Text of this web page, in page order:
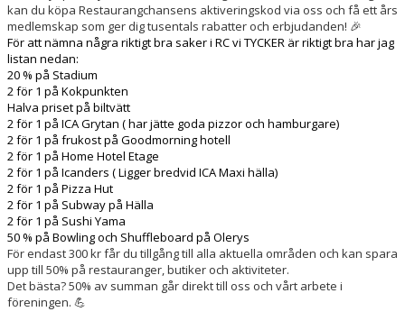
KONTAKT
kan du köpa Restaurangchansens aktiveringskod via oss och få ett års
medlemskap som ger dig tusentals rabatter och erbjudanden! 🎉
För att nämna några riktigt bra saker i RC vi TYCKER är riktigt bra har jag
listan nedan:
20 % på Stadium
2 för 1 på Kokpunkten
Halva priset på biltvätt
2 för 1 på ICA Grytan ( har jätte goda pizzor och hamburgare)
2 för 1 på frukost på Goodmorning hotell
2 för 1 på Home Hotel Etage
2 för 1 på Icanders ( Ligger bredvid ICA Maxi hälla)
2 för 1 på Pizza Hut
2 för 1 på Subway på Hälla
2 för 1 på Sushi Yama
50 % på Bowling och Shuffleboard på Olerys
För endast 300 kr får du tillgång till alla aktuella områden och kan spara
upp till 50% på restauranger, butiker och aktiviteter.
Det bästa? 50% av summan går direkt till oss och vårt arbete i
föreningen. 💪